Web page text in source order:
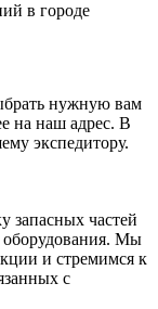
в городе
нужную вам
на наш адрес. В
экспедитору.
запасных частей
оборудования. Мы
и стремимся к
с